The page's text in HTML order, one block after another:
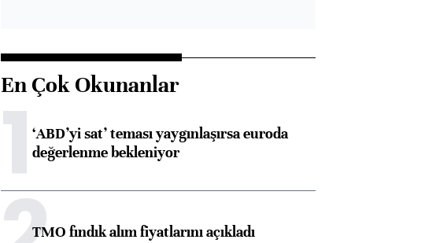
En Çok Okunanlar
1‘ABD’yi sat’ teması yaygınlaşırsa euroda
değerlenme bekleniyor
TMO fındık alım fiyatlarını açıkladı